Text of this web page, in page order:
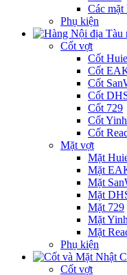
Các
Phụ kiện
Cốt vợt
Cốt
Cốt
Cốt
Cốt
Cốt 729
Cốt
Cốt
Mặt vợt
Mặt
Mặt
Mặt
Mặt
Mặt 729
Mặt
Mặt
Phụ kiện
Cốt vợt